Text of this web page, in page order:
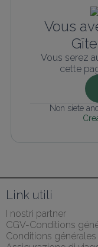
Vous
Vous serez
cette
Non siete
Link utili
I nostri partner
CGV-Conditions
Conditions